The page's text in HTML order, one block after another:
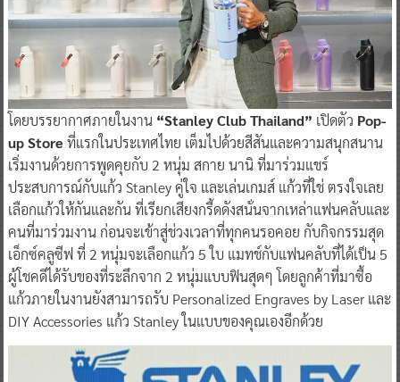
โดยบรรยากาศภายในงาน “Stanley Club Thailand” เปิดตัว Pop-
up Storeที่แรกในประเทศไทย เต็มไปด้วยสีสันและความสนุกสนาน
เริ่มงานด้วยการพูดคุยกับ 2 หนุ่ม สกาย นานิ ที่มาร่วมแชร์
ประสบการณ์กับแก้ว Stanley คู่ใจ และเล่นเกมส์ แก้วที่ใช่ ตรงใจเลย
เลือกแก้วให้กันและกัน ที่เรียกเสียงกรี้ดดังสนั่นจากเหล่าแฟนคลับและ
คนที่มาร่วมงาน ก่อนจะเข้าสู่ช่วงเวลาที่ทุกคนรอคอย กับกิจกรรมสุด
เอ็กซ์คลูซีฟ ที่ 2 หนุ่มจะเลือกแก้ว 5 ใบ แมทช์กับแฟนคลับที่ได้เป็น 5
ผู้โชคดีได้รับของที่ระลึกจาก 2 หนุ่มแบบฟินสุดๆ โดยลูกค้าที่มาซื้อ
แก้วภายในงานยังสามารถรับ Personalized Engraves by Laser และ
DIY Accessories แก้ว Stanley ในแบบของคุณเองอีกด้วย